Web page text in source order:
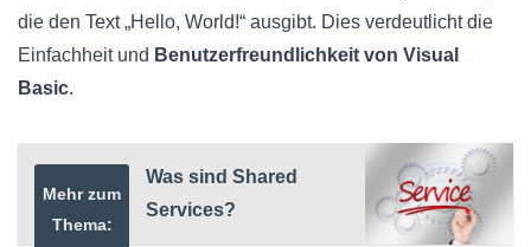
die den Text „Hello, World!“ ausgibt. Dies verdeutlicht die
Einfachheit und Benutzerfreundlichkeit von Visual
Basic.
Mehr zum
Thema:
Was sind Shared
Services?